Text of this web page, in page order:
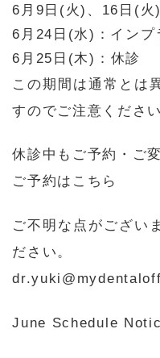
6月9日(火)、16日(火
6月24日(水)：インプ
6月25日(木) ：休診
この期間は通常とは
すのでご注意ください
休診中もご予約・ご
ご予約はこちら
ご不明な点がござい
ださい。
June Schedule